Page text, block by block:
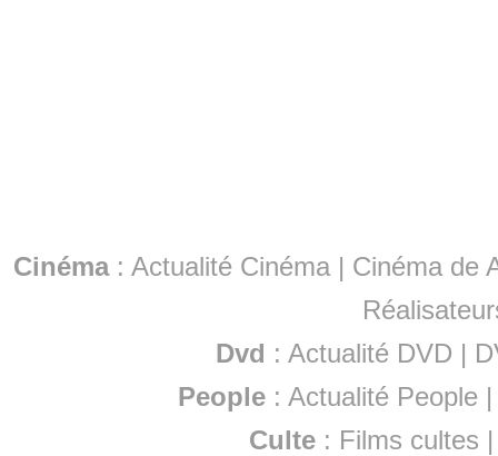
Cinéma: Actualité Cinéma | Cinéma de
Dvd : Actualité DVD |
People :Actualité People
Culte : Films cultes